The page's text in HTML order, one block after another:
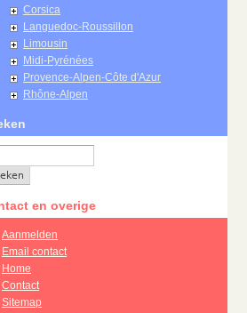
Corsica
Languedoc-Roussillon
Limousin
Midi-Pyrénées
Provence-Alpen-Côte d'Azur
Rhône-Alpen
en overige
Aanmelden
Email contact
Home
Contact
Sitemap